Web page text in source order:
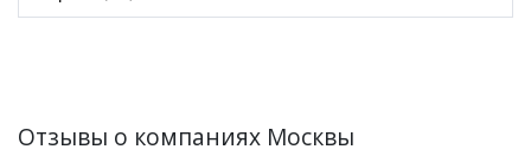
Отзывы о компаниях Москвы